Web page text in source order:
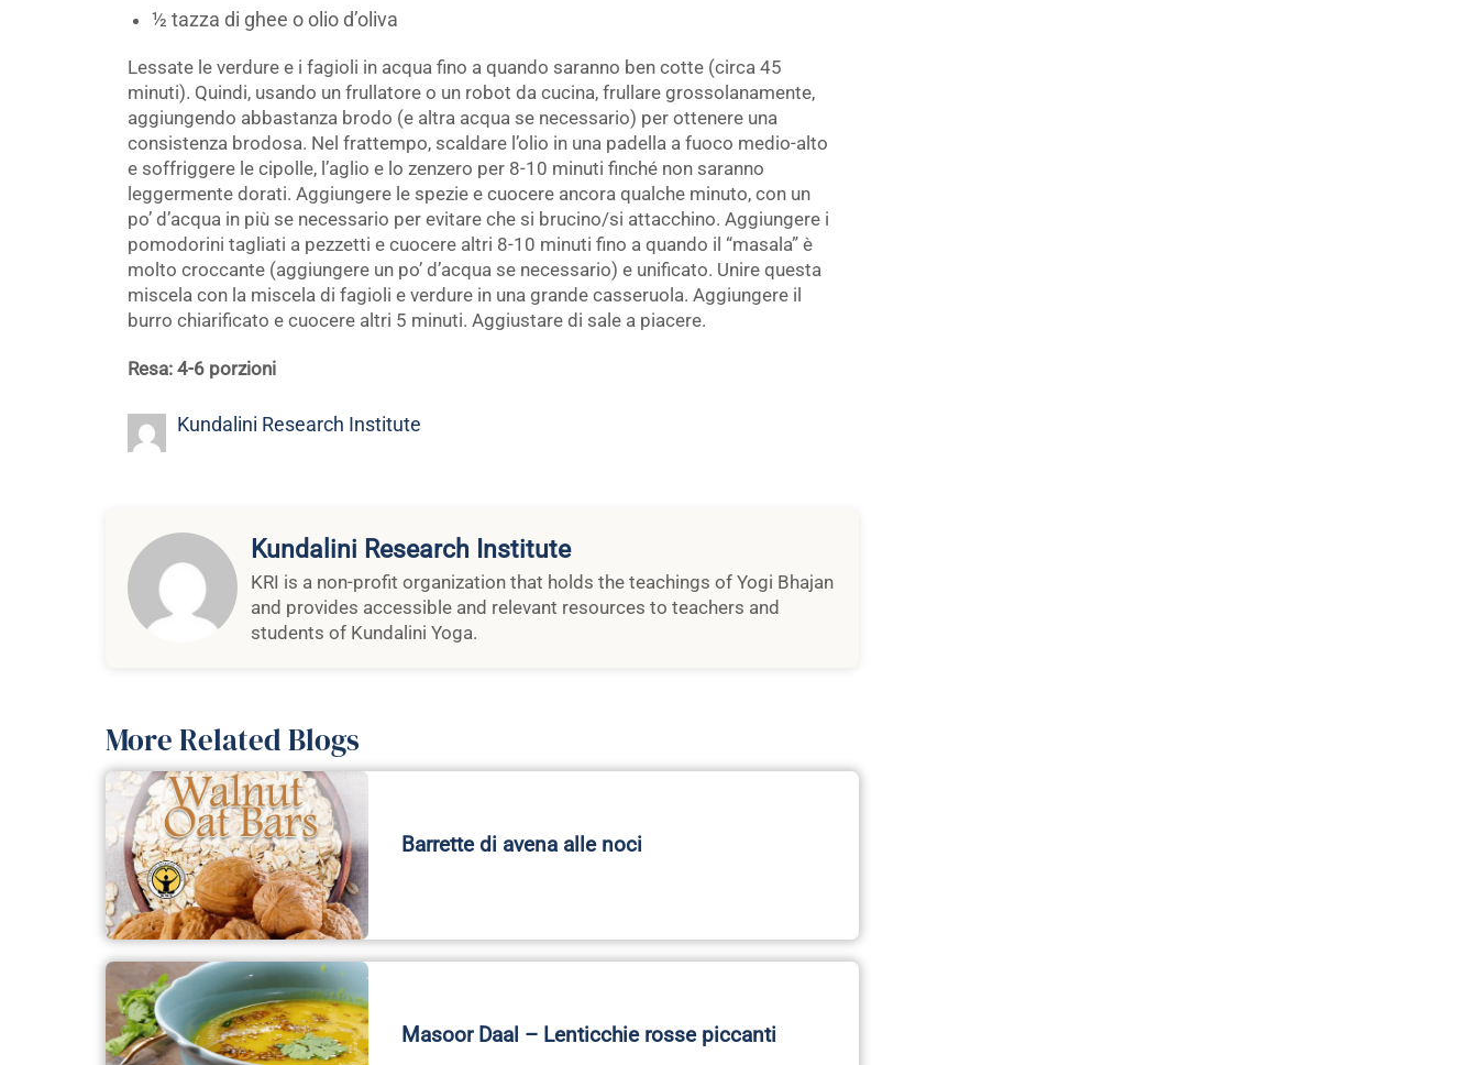
½ tazza di ghee o olio d’oliva
Lessate le verdure e i fagioli in acqua fino a quando saranno ben cotte (circa 45
minuti). Quindi, usando un frullatore o un robot da cucina, frullare grossolanamente,
aggiungendo abbastanza brodo (e altra acqua se necessario) per ottenere una
consistenza brodosa. Nel frattempo, scaldare l’olio in una padella a fuoco medio-alto
e soffriggere le cipolle, l’aglio e lo zenzero per 8-10 minuti finché non saranno
leggermente dorati. Aggiungere le spezie e cuocere ancora qualche minuto, con un
po’ d’acqua in più se necessario per evitare che si brucino/si attacchino. Aggiungere i
pomodorini tagliati a pezzetti e cuocere altri 8-10 minuti fino a quando il “masala” è
molto croccante (aggiungere un po’ d’acqua se necessario) e unificato. Unire questa
miscela con la miscela di fagioli e verdure in una grande casseruola. Aggiungere il
burro chiarificato e cuocere altri 5 minuti. Aggiustare di sale a piacere.
Resa: 4-6 porzioni
Kundalini Research Institute
Kundalini Research Institute
KRI is a non-profit organization that holds the teachings of Yogi Bhajan
and provides accessible and relevant resources to teachers and
students of Kundalini Yoga.
More Related Blogs
Barrette di avena alle noci
Masoor Daal – Lenticchie rosse piccanti